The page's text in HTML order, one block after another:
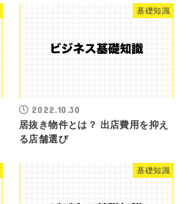
基礎知識
2022.10.30
居抜き物件とは？ 出店費用を抑え
る店舗選び
基礎知識